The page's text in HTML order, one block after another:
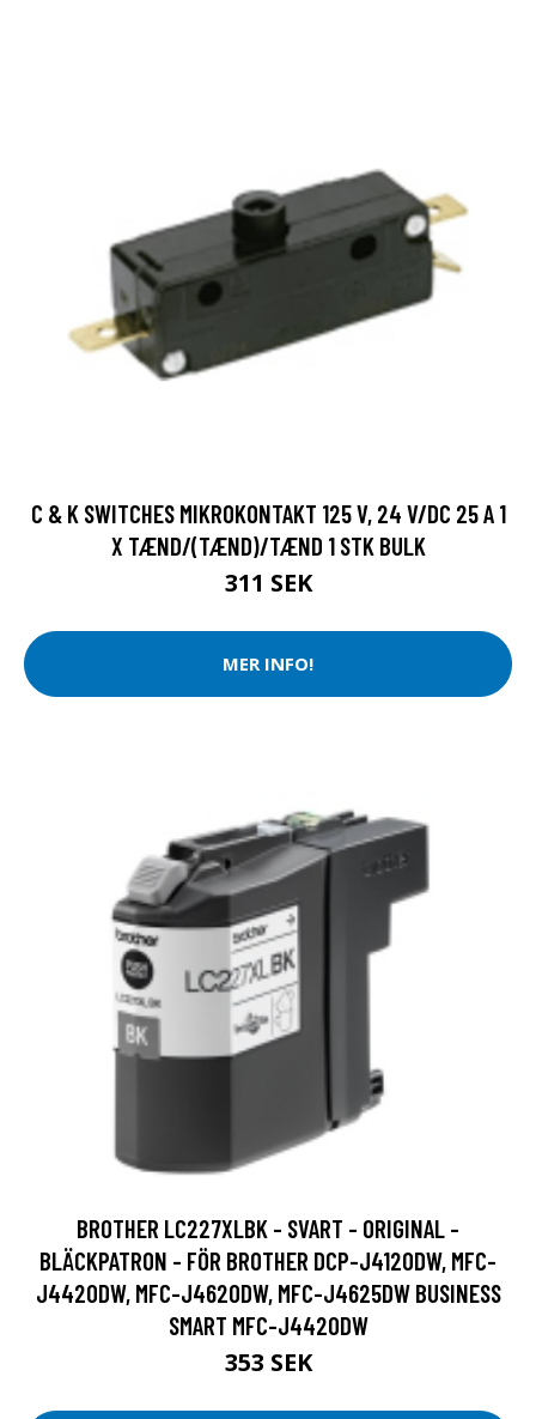
C & K SWITCHES MIKROKONTAKT 125 V, 24 V/DC 25 A 1
X TÆND/(TÆND)/TÆND 1 STK BULK
311 SEK
MER INFO!
BROTHER LC227XLBK - SVART - ORIGINAL -
BLÄCKPATRON - FÖR BROTHER DCP-J4120DW, MFC-
J4420DW, MFC-J4620DW, MFC-J4625DW BUSINESS
SMART MFC-J4420DW
353 SEK